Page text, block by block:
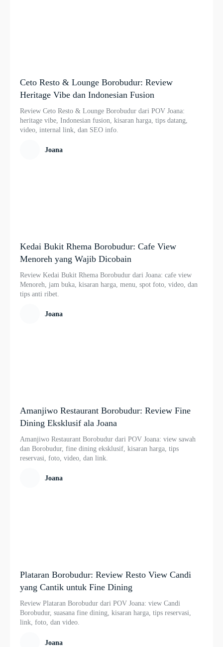
Ceto Resto & Lounge Borobudur: Review
Heritage Vibe dan Indonesian Fusion
Review Ceto Resto & Lounge Borobudur dari POV Joana:
heritage vibe, Indonesian fusion, kisaran harga, tips datang,
video, internal link, dan SEO info.
Joana
Kedai Bukit Rhema Borobudur: Cafe View
Menoreh yang Wajib Dicobain
Review Kedai Bukit Rhema Borobudur dari Joana: cafe view
Menoreh, jam buka, kisaran harga, menu, spot foto, video, dan
tips anti ribet.
Joana
Amanjiwo Restaurant Borobudur: Review Fine
Dining Eksklusif ala Joana
Amanjiwo Restaurant Borobudur dari POV Joana: view sawah
dan Borobudur, fine dining eksklusif, kisaran harga, tips
reservasi, foto, video, dan link.
Joana
Plataran Borobudur: Review Resto View Candi
yang Cantik untuk Fine Dining
Review Plataran Borobudur dari POV Joana: view Candi
Borobudur, suasana fine dining, kisaran harga, tips reservasi,
link, foto, dan video.
Joana